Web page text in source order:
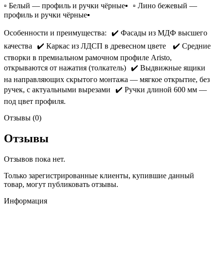
▫️ Белый — профиль и ручки чёрные▪️ ▫️ Лино бежевый —
профиль и ручки чёрные▪️
Особенности и преимущества: ✔️ Фасады из МДФ высшего
качества ✔️ Каркас из ЛДСП в древесном цвете ✔️ Средние
створки в премиальном рамочном профиле Aristo,
открываются от нажатия (толкатель) ✔️ Выдвижные ящики
на направляющих скрытого монтажа — мягкое открытие, без
ручек, с актуальными вырезами ✔️ Ручки длиной 600 мм —
под цвет профиля.
Отзывы (0)
Отзывы
Отзывов пока нет.
Только зарегистрированные клиенты, купившие данный
товар, могут публиковать отзывы.
Информация